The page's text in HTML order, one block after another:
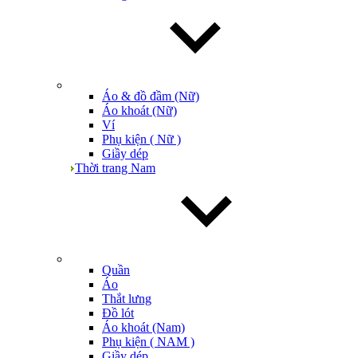
Áo & đồ đầm (Nữ)
Áo khoát (Nữ)
Ví
Phụ kiện ( Nữ )
Giầy dép
Thời trang Nam
Quần
Áo
Thắt lưng
Đồ lót
Áo khoát (Nam)
Phụ kiện ( NAM )